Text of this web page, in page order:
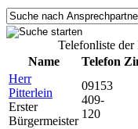
Telefonliste
Name
Telefon
Herr
Pitterlein
Erster
Bürgermeister
09153
409-
120